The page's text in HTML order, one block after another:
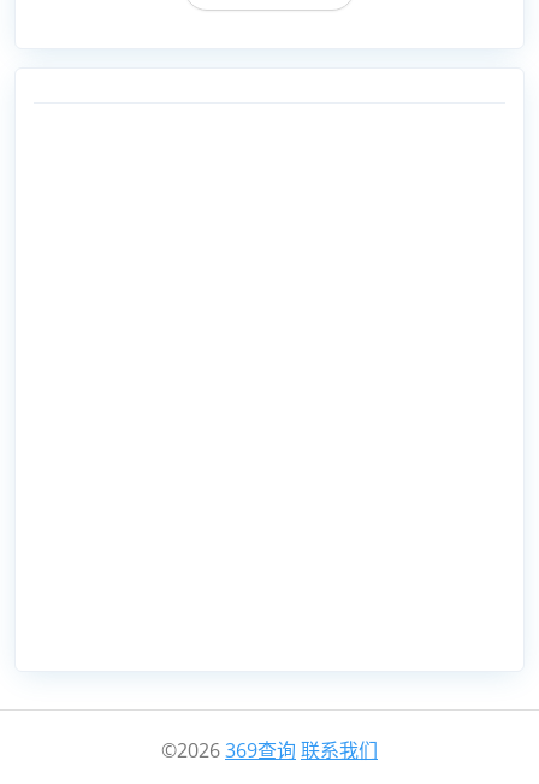
©2026369查询 联系我们